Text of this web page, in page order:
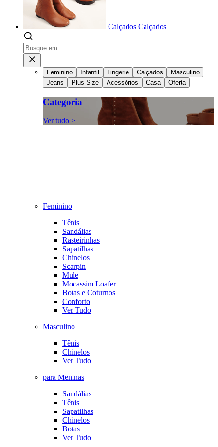
Calçados Calçados
Feminino Infantil Lingerie Calçados
Masculino
Jeans
Plus Size Acessórios Casa Oferta
Categoria
Ver tudo >
Feminino
Tênis
Sandálias
Rasteirinhas
Sapatilhas
Chinelos
Scarpin
Mule
Mocassim Loafer
Botas e Coturnos
Conforto
Ver Tudo
Masculino
Tênis
Chinelos
Ver Tudo
para Meninas
Sandálias
Tênis
Sapatilhas
Chinelos
Botas
Ver Tudo